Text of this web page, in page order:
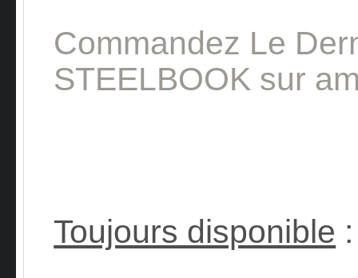
Commandez Le
STEELBOOK sur
Toujours disponible :